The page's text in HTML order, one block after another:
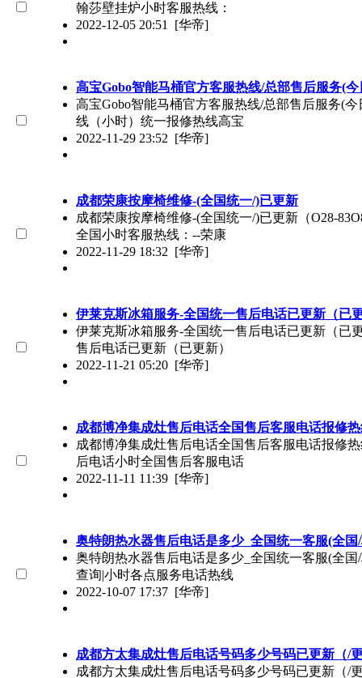
翰莎壁挂炉小时客服热线：
2022-12-05 20:51 [华帝]
高宝Gobo智能马桶官方客服热线/总部售后服务(今
高宝Gobo智能马桶官方客服热线/总部售后服务(
线（小时）统一报修热线高宝
2022-11-29 23:52 [华帝]
成都荣康按摩椅维修-(全国统一/)已更新
成都荣康按摩椅维修-(全国统一/)已更新（O28-
全国小时客服热线：--荣康
2022-11-29 18:32 [华帝]
伊莱克斯冰箱服务-全国统一售后电话已更新（已
伊莱克斯冰箱服务-全国统一售后电话已更新（已
售后电话已更新（已更新）
2022-11-21 05:20 [华帝]
成都博净集成灶售后电话全国售后客服电话报修
成都博净集成灶售后电话全国售后客服电话报修
后电话小时全国售后客服电话
2022-11-11 11:39 [华帝]
奥特朗热水器售后电话是多少_全国统一客服(全国
奥特朗热水器售后电话是多少_全国统一客服(全
查询|小时各点服务电话热线
2022-10-07 17:37 [华帝]
成都方太集成灶售后电话号码多少号码已更新（/
成都方太集成灶售后电话号码多少号码已更新（/